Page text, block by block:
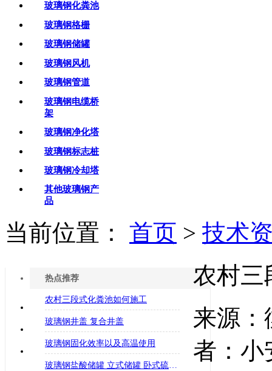
玻璃钢化粪池
玻璃钢格栅
玻璃钢储罐
玻璃钢风机
玻璃钢管道
玻璃钢电缆桥
架
玻璃钢净化塔
玻璃钢标志桩
玻璃钢冷却塔
其他玻璃钢产
品
当前位置： 首页 > 技术
热点推荐
农村三段式化粪池如何施工
玻璃钢井盖 复合井盖
玻璃钢固化效率以及高温使用
玻璃钢盐酸储罐 立式储罐 卧式硫酸储罐 消防水罐
农村三
来源
者：